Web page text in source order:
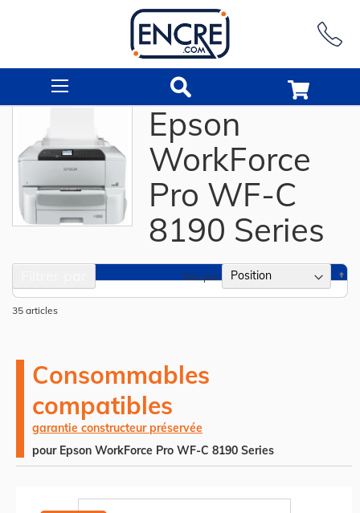
Epson
WorkForce
Pro WF-C
8190 Series
35 articles
Trier par
Consommables
compatibles
garantie constructeur préservée
pour Epson WorkForce Pro WF-C 8190 Series